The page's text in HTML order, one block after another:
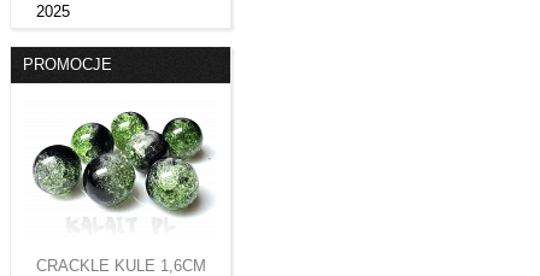
2025
PROMOCJE
CRACKLE KULE 1,6CM